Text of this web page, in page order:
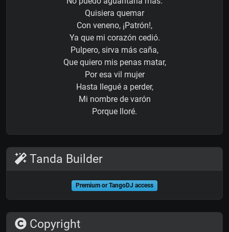
Quisiera quemar
Con veneno, ¡Patrón!,
Ya que mi corazón cedió.
Pulpero, sirva más caña,
Que quiero mis penas matar,
Por esa vil mujer
Hasta llegué a perder,
Mi nombre de varón
Porque lloré.
Tanda Builder
Premium or TangoDJ access
Copyright